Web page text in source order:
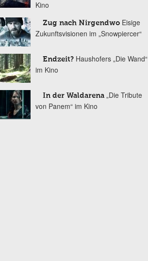
Kino
Zug nach Nirgendwo Eisige
Zukunftsvisionen im „Snowpiercer“
Endzeit? Haushofers „Die Wand“
im Kino
In der Waldarena „Die Tribute
von Panem“ im Kino